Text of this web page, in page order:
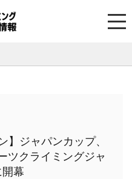
】ジャパンカップ、
ツクライミングジャ
幕